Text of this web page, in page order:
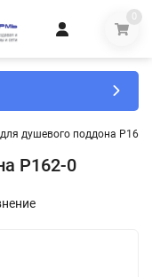
0
душевого поддона P162-
P162-0